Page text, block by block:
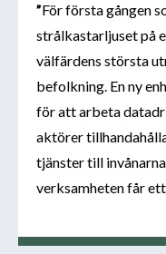
”För första gången
strålkastarljuset på
välfärdens största
befolkning. En ny
för att arbeta
aktörer
tjänster till
verksamheten får